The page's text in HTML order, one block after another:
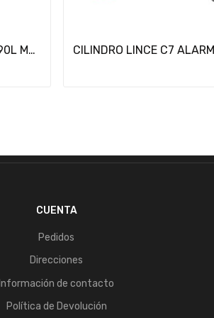
Carretilla Construcción Obra 90L Metal Amarillo... CILINDRO LINCE C7 ALARM
CUENTA
Pedidos
Direcciones
Información de contacto
Política de Devolución